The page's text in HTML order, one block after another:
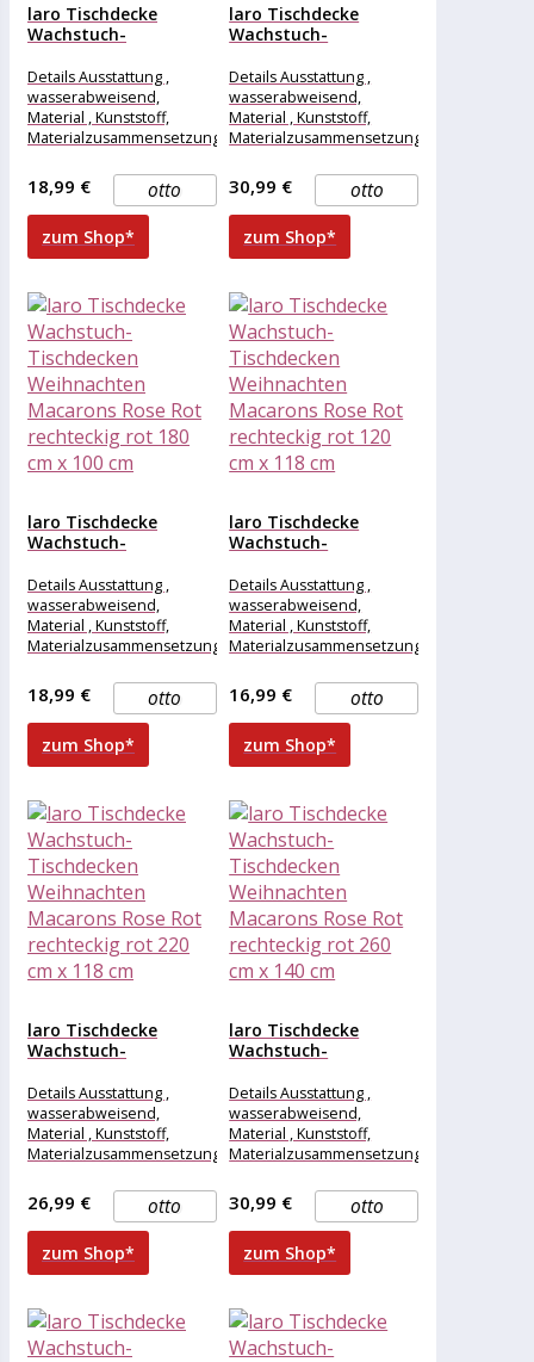
laro Tischdecke
Wachstuch-
Weihnachten
Macarons Rose Rot...
Details Ausstattung ,
wasserabweisend,
Material , Kunststoff,
Materialzusammensetzung
Gewicht Breite , 140 cm,
Länge , 140
otto
18,99 €
zum Shop*
laro Tischdecke
Wachstuch-
Weihnachten
Macarons Rose Rot...
Details Ausstattung ,
wasserabweisend,
Material , Kunststoff,
Materialzusammensetzung
Gewicht Breite , 300 cm,
Länge , 100
otto
30,99 €
zum Shop*
laro Tischdecke
Wachstuch-
Weihnachten
Macarons Rose Rot...
Details Ausstattung ,
wasserabweisend,
Material , Kunststoff,
Materialzusammensetzung
Gewicht Breite , 180 cm,
Länge , 100
otto
18,99 €
zum Shop*
laro Tischdecke
Wachstuch-
Weihnachten
Macarons Rose Rot...
Details Ausstattung ,
wasserabweisend,
Material , Kunststoff,
Materialzusammensetzung
Gewicht Breite , 120 cm,
Länge , 118
otto
16,99 €
zum Shop*
laro Tischdecke
Wachstuch-
Weihnachten
Macarons Rose Rot...
Details Ausstattung ,
wasserabweisend,
Material , Kunststoff,
Materialzusammensetzung
Gewicht Breite , 220 cm,
Länge , 118
otto
26,99 €
zum Shop*
laro Tischdecke
Wachstuch-
Weihnachten
Macarons Rose Rot...
Details Ausstattung ,
wasserabweisend,
Material , Kunststoff,
Materialzusammensetzung
Gewicht Breite , 260 cm,
Länge , 140
otto
30,99 €
zum Shop*